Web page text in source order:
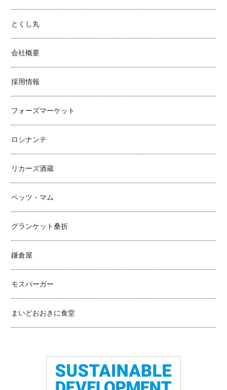
とくし丸
会社概要
採用情報
フォーズマーケット
ロシナンテ
リカーズ酒蔵
ペッツ・マム
グランケット桑折
鎌倉屋
モスバーガー
まいどおおきに食堂